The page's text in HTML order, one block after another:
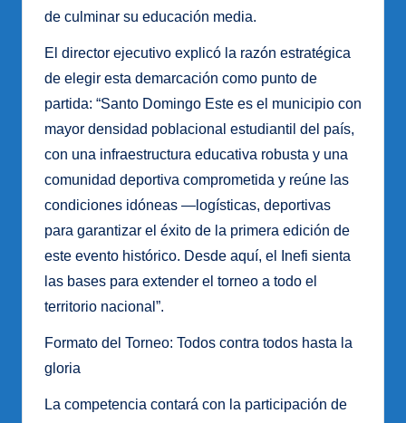
de culminar su educación media.
El director ejecutivo explicó la razón estratégica
de elegir esta demarcación como punto de
partida: “Santo Domingo Este es el municipio con
mayor densidad poblacional estudiantil del país,
con una infraestructura educativa robusta y una
comunidad deportiva comprometida y reúne las
condiciones idóneas —logísticas, deportivas
para garantizar el éxito de la primera edición de
este evento histórico. Desde aquí, el Inefi sienta
las bases para extender el torneo a todo el
territorio nacional”.
Formato del Torneo: Todos contra todos hasta la
gloria
La competencia contará con la participación de